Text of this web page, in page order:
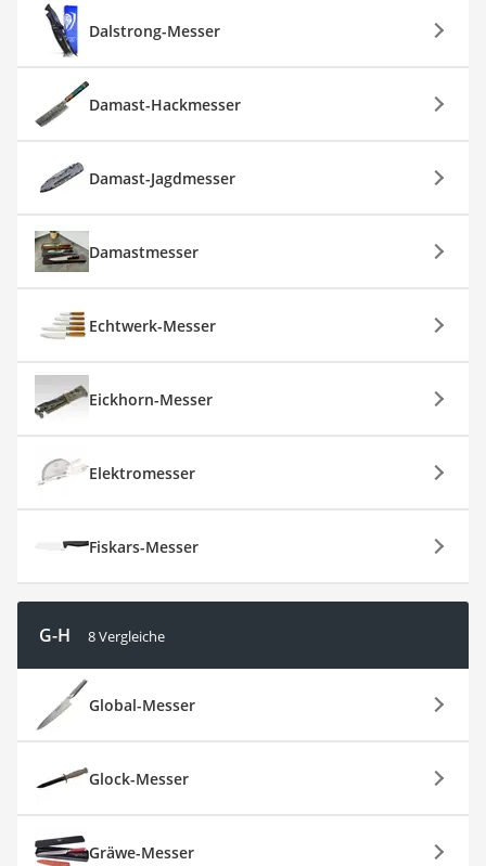
Dalstrong-Messer
Damast-Hackmesser
Damast-Jagdmesser
Damastmesser
Echtwerk-Messer
Eickhorn-Messer
Elektromesser
Fiskars-Messer
G-H 8 Vergleiche
Global-Messer
Glock-Messer
Gräwe-Messer